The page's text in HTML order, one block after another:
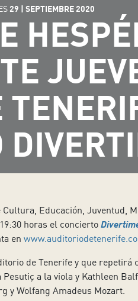
29 | SEPTIEMBRE 2020
Educación, Juventud,
horas el concierto
en
de Tenerife y que repetirá
a la viola y Kathleen
y Wolfang Amadeus Mozart.